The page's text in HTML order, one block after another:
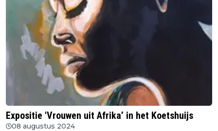
Expositie 'Vrouwen uit Afrika’ in het Koetshuijs
08 augustus 2024